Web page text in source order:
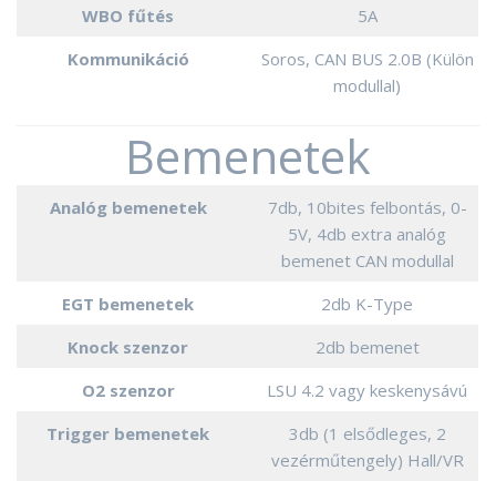
WBO fűtés
5A
Kommunikáció
Soros, CAN BUS 2.0B (Külön
modullal)
Bemenetek
Analóg bemenetek
7db, 10bites felbontás, 0-
5V, 4db extra analóg
bemenet CAN modullal
EGT bemenetek
2db K-Type
Knock szenzor
2db bemenet
O2 szenzor
LSU 4.2 vagy keskenysávú
Trigger bemenetek
3db (1 elsődleges, 2
vezérműtengely) Hall/VR